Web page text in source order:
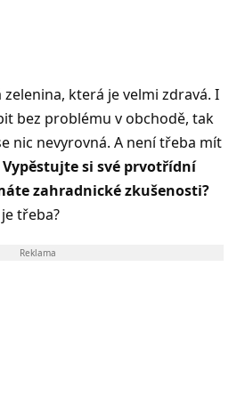
zelenina, která je velmi zdravá. I
bez problému v obchodě, tak
nic nevyrovná. A není třeba mít
Vypěstujte si své prvotřídní
zahradnické zkušenosti?
třeba?
Reklama